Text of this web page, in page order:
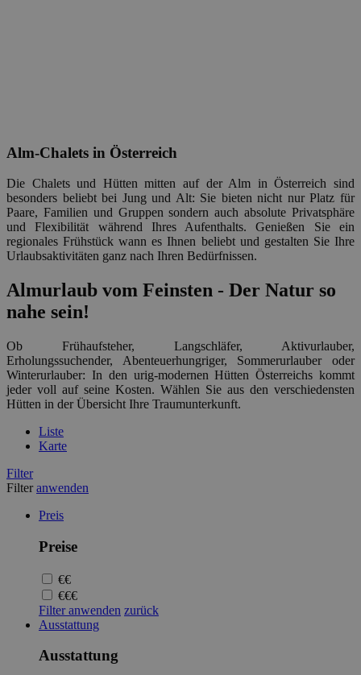
Alm-Chalets in Österreich
Die Chalets und Hütten mitten auf der Alm in Österreich sind
besonders beliebt bei Jung und Alt: Sie bieten nicht nur Platz für
Paare, Familien und Gruppen sondern auch absolute Privatsphäre
und Flexibilität während Ihres Aufenthalts. Genießen Sie ein
regionales Frühstück wann es Ihnen beliebt und gestalten Sie Ihre
Urlaubsaktivitäten ganz nach Ihren Bedürfnissen.
Almurlaub vom Feinsten - Der Natur so
nahe sein!
Ob Frühaufsteher, Langschläfer, Aktivurlauber,
Erholungssuchender, Abenteuerhungriger, Sommerurlauber oder
Winterurlauber: In den urig-modernen Hütten Österreichs kommt
jeder voll auf seine Kosten. Wählen Sie aus den verschiedensten
Hütten in der Übersicht Ihre Traumunterkunft.
Liste
Karte
Filter
Filteranwenden
Preis
Preise
€€
€€€
Filter anwenden zurück
Ausstattung
Ausstattung